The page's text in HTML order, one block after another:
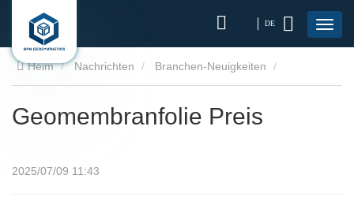
DE
Heim Nachrichten Branchen-Neuigkeiten
Geomembranfolie Preis
2025/07/09 11:43